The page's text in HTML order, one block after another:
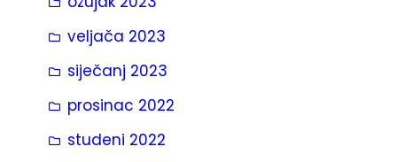
veljača 2023
siječanj 2023
prosinac 2022
studeni 2022